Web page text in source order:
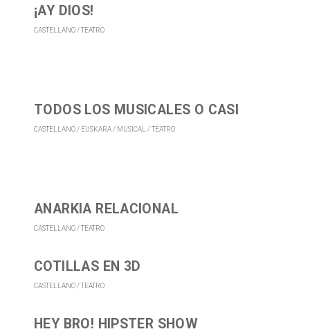
¡AY DIOS!
CASTELLANO TEATRO
TODOS LOS MUSICALES O CASI
CASTELLANO EUSKARA MUSICAL TEATRO
ANARKIA RELACIONAL
CASTELLANO TEATRO
COTILLAS EN 3D
CASTELLANO TEATRO
HEY BRO! HIPSTER SHOW